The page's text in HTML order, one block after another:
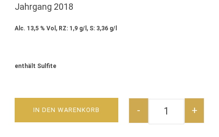
Jahrgang 2018
Alc. 13,5 % Vol, RZ: 1,9 g/l, S: 3,36 g/l
enthält Sulfite
CÔTES DU
- +
IN DEN WARENKORB